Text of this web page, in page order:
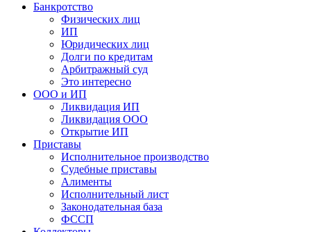
Банкротство
Физических лиц
ИП
Юридических лиц
Долги по кредитам
Арбитражный суд
Это интересно
ООО и ИП
Ликвидация ИП
Ликвидация ООО
Открытие ИП
Приставы
Исполнительное производство
Судебные приставы
Алименты
Исполнительный лист
Законодательная база
ФССП